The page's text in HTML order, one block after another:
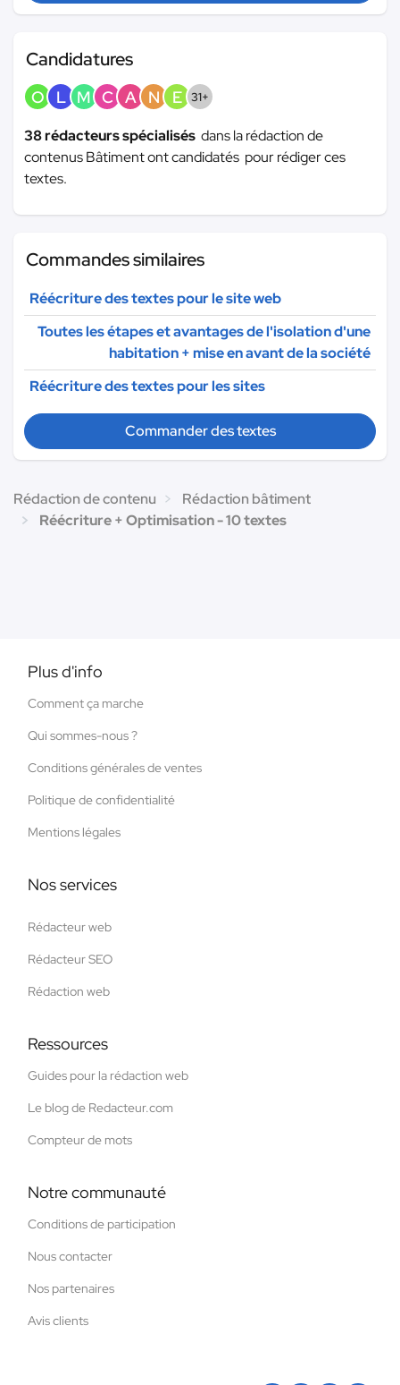
Candidatures
O L M C A N E 31+
38 rédacteurs spécialisés dans la rédaction de
contenus Bâtiment ont candidatés pour rédiger ces
textes.
Commandes similaires
Réécriture des textes pour le site web
Toutes les étapes et avantages de l'isolation d'une
habitation + mise en avant de la société
Réécriture des textes pour les sites
Commander des textes
Rédaction de contenu
Rédaction bâtiment
Réécriture + Optimisation - 10 textes
Plus d'info
Comment ça marche
Qui sommes-nous ?
Conditions générales de ventes
Politique de confidentialité
Mentions légales
Nos services
Rédacteur web
Rédacteur SEO
Rédaction web
Ressources
Guides pour la rédaction web
Le blog de Redacteur.com
Compteur de mots
Notre communauté
Conditions de participation
Nous contacter
Nos partenaires
Avis clients